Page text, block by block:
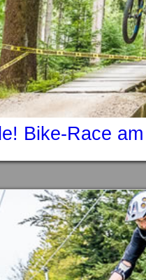
Bike-Race